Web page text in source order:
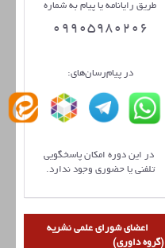
طریق رایانامه یا پیام به شماره
09905980206
در پیام‌رسان‌های:
در این دوره امکان پاسخگویی
تلفنی یا حضوری وجود ندارد.
اعضای شورای علمی نشریه
(گروه داوری)